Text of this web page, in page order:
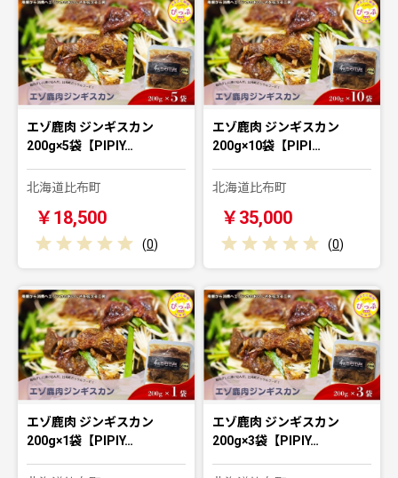
エゾ鹿肉 ジンギスカン
200g×5袋【PIPIY…
北海道比布町
￥18,500
(0)
エゾ鹿肉 ジンギスカン
200g×10袋【PIPI…
北海道比布町
￥35,000
(0)
エゾ鹿肉 ジンギスカン
200g×1袋【PIPIY…
エゾ鹿肉 ジンギスカン
200g×3袋【PIPIY…